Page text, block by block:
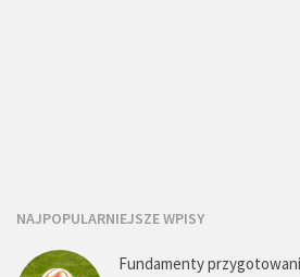
NAJPOPULARNIEJSZE WPISY
Fundamenty